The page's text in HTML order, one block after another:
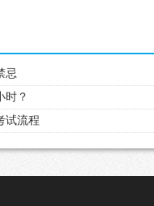
忌
时？
试流程